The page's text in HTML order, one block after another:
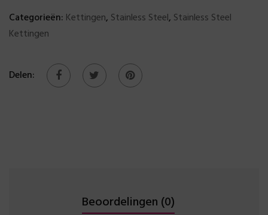
Categorieën: Kettingen, Stainless Steel, Stainless Steel
Kettingen
Delen:
Beoordelingen (0)